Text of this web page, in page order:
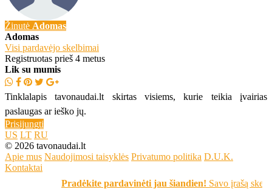
Žinutė Adomas
Adomas
Visi pardavėjo skelbimai
Registruotas prieš 4 metus
Lik su mumis
Tinklalapis tavonaudai.lt skirtas visiems, kurie teikia įvairias
paslaugas ar ieško jų.
Prisijungti
US LT RU
© 2026 tavonaudai.lt
Apie mus Naudojimosi taisyklės Privatumo politika D.U.K.
Kontaktai
Pradėkite pardavinėti jau šiandien! Savo įrašą skelbkite